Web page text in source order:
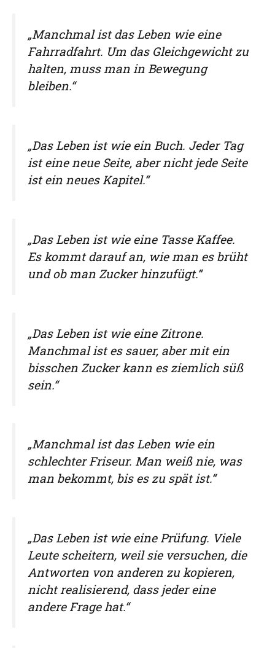
„Manchmal ist das Leben wie eine
Fahrradfahrt. Um das Gleichgewicht zu
halten, muss man in Bewegung
bleiben.“
„Das Leben ist wie ein Buch. Jeder Tag
ist eine neue Seite, aber nicht jede Seite
ist ein neues Kapitel.“
„Das Leben ist wie eine Tasse Kaffee.
Es kommt darauf an, wie man es brüht
und ob man Zucker hinzufügt.“
„Das Leben ist wie eine Zitrone.
Manchmal ist es sauer, aber mit ein
bisschen Zucker kann es ziemlich süß
sein.“
„Manchmal ist das Leben wie ein
schlechter Friseur. Man weiß nie, was
man bekommt, bis es zu spät ist.“
„Das Leben ist wie eine Prüfung. Viele
Leute scheitern, weil sie versuchen, die
Antworten von anderen zu kopieren,
nicht realisierend, dass jeder eine
andere Frage hat.“